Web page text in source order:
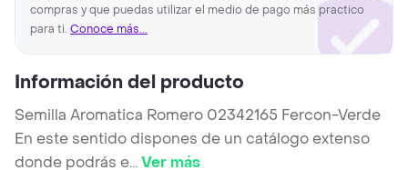
compras y que puedas utilizar el medio de pago más practico
para ti. Conoce más...
Información del producto
Semilla Aromatica Romero 02342165 Fercon-Verde
En este sentido dispones de un catálogo extenso
donde podrás e...Ver más